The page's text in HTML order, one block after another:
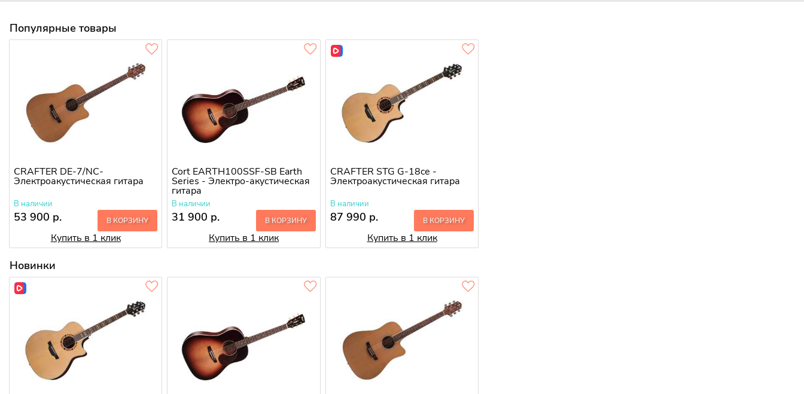
Популярные товары
CRAFTER DE-7/NС-
Электроакустическая гитара
В наличии
53 900 р. В КОРЗИНУ
Купить в 1 клик
Cort EARTH100SSF-SB Earth
Series - Электро-акустическая
гитара
В наличии
31 900 р. В КОРЗИНУ
Купить в 1 клик
CRAFTER STG G-18ce -
Электроакустическая гитара
В наличии
87 990 р. В КОРЗИНУ
Купить в 1 клик
Новинки